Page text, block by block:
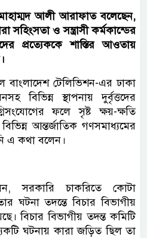
মোহাম্মদ আলী আরাফাত বলেছেন,
ও সন্ত্রাসী কর্মকান্ডের
প্রত্যেককে শাস্তির আওতায়
টেলিভিশন-এর ঢাকা
বিভিন্ন স্থাপনায় দুর্বৃত্তদের
ফলে সৃষ্ট ক্ষয়-ক্ষতি
আন্তর্জাতিক গণসমাধ্যমের
এ কথা বলেন।
সরকারি চাকরিতে কোটা
ঘটনা তদন্তে বিচার বিভাগীয়
বিচার বিভাগীয় তদন্ত কমিটি
ঘটনায় কারা জড়িত ছিল তা